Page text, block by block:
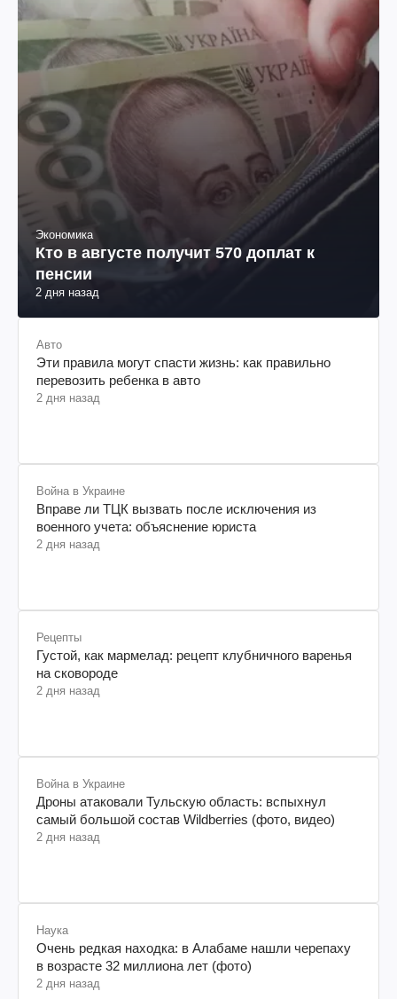
Экономика
Кто в августе получит 570 доплат к
пенсии
2 дня назад
Авто
Эти правила могут спасти жизнь: как правильно
перевозить ребенка в авто
2 дня назад
Война в Украине
Вправе ли ТЦК вызвать после исключения из
военного учета: объяснение юриста
2 дня назад
Рецепты
Густой, как мармелад: рецепт клубничного варенья
на сковороде
2 дня назад
Война в Украине
Дроны атаковали Тульскую область: вспыхнул
самый большой состав Wildberries (фото, видео)
2 дня назад
Наука
Очень редкая находка: в Алабаме нашли черепаху
в возрасте 32 миллиона лет (фото)
2 дня назад